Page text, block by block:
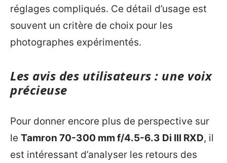
réglages compliqués. Ce détail d’usage est
souvent un critère de choix pour les
photographes expérimentés.
Les avis des utilisateurs : une voix
précieuse
Pour donner encore plus de perspective sur
le Tamron 70-300 mm f/4.5-6.3 Di III RXD, il
est intéressant d’analyser les retours des